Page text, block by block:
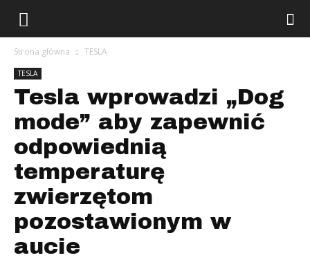
Strona główna TESLA
TESLA
Tesla wprowadzi „Dog
mode” aby zapewnić
odpowiednią
temperaturę
zwierzętom
pozostawionym w
aucie